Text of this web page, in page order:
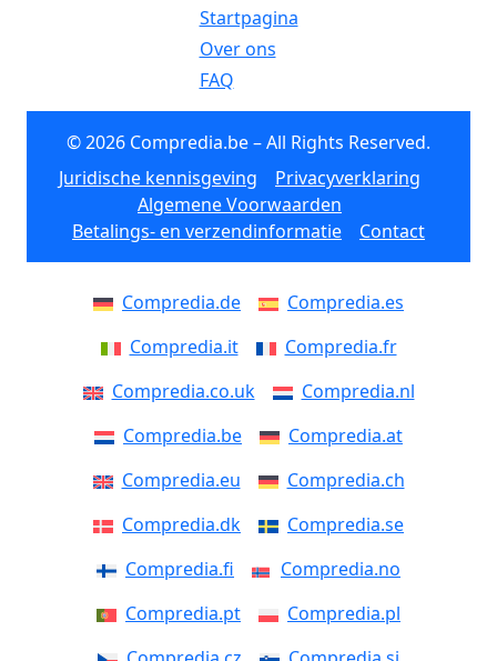
Startpagina
Over ons
FAQ
© 2026 Compredia.be – All Rights Reserved.
Juridische kennisgeving
Privacyverklaring
Algemene Voorwaarden
Betalings- en verzendinformatie
Contact
Compredia.de
Compredia.es
Compredia.it
Compredia.fr
Compredia.co.uk
Compredia.nl
Compredia.be
Compredia.at
Compredia.eu
Compredia.ch
Compredia.dk
Compredia.se
Compredia.fi
Compredia.no
Compredia.pt
Compredia.pl